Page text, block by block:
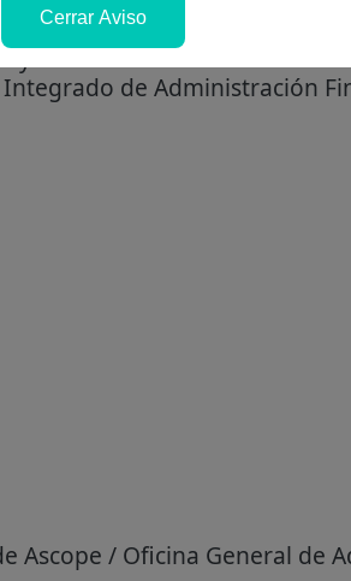
y/o Contabilidad
de Administración
Ascope / Oficina General de
Cerrar Aviso